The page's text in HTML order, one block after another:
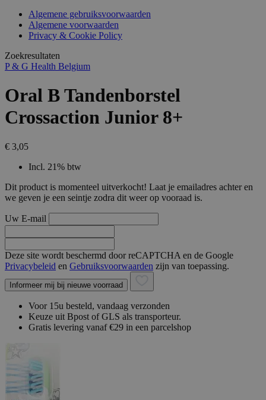
Algemene gebruiksvoorwaarden
Algemene voorwaarden
Privacy & Cookie Policy
Zoekresultaten
P & G Health Belgium
Oral B Tandenborstel
Crossaction Junior 8+
€ 3,05
Incl. 21% btw
Dit product is momenteel uitverkocht! Laat je emailadres achter en
we geven je een seintje zodra dit weer op vooraad is.
Uw E-mail
Deze site wordt beschermd door reCAPTCHA en de Google
Privacybeleid en Gebruiksvoorwaarden zijn van toepassing.
Informeer mij bij nieuwe voorraad
Voor 15u besteld, vandaag verzonden
Keuze uit Bpost of GLS als transporteur.
Gratis levering vanaf €29 in een parcelshop